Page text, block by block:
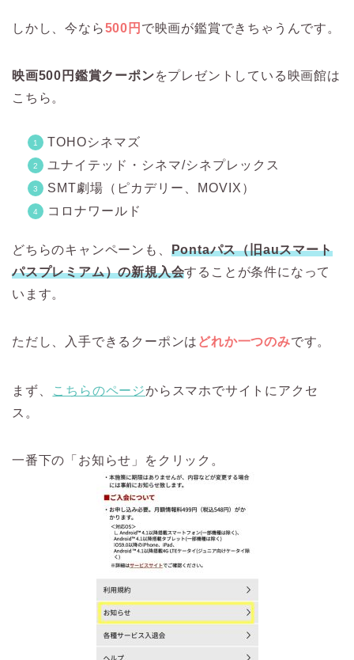
しかし、今なら500円 で映画が鑑賞できちゃうんです。
映画500円鑑賞クーポンをプレゼントしている映画館は
こちら。
TOHOシネマズ
ユナイテッド・シネマ/シネプレックス
SMT劇場（ピカデリー、MOVIX）
コロナワールド
どちらのキャンペーンも、 Pontaパス（旧auスマート
パスプレミアム）の新規入会することが条件になって
います。
ただし、入手できるクーポンは どれか一つのみです。
まず、 こちらのページからスマホでサイトにアクセ
ス。
一番下の「お知らせ」をクリック。